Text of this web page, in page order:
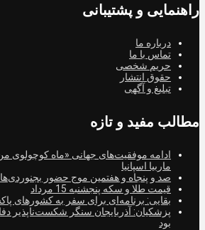
راهنمایی و پشتیبانی
درباره ما
تماس با ما
حریم شخصی
حقوق انتشار
تبلیغ و آگهی
مطالب مفید و تازه
ادامه موفقیت‌های جهانی «ماه کوچولوی
ماربیا اسپانیا
صد و پنجاه و هفتمین موج حضور بجنوردی‌ها
قیمت طلا و سکه پنجشنبه 15 مرداد
بقایی: برنامه‌ای برای سفر به کشورهای
پزشکیان: آذربایجان سنگر شکست‌ناپذیر
بود